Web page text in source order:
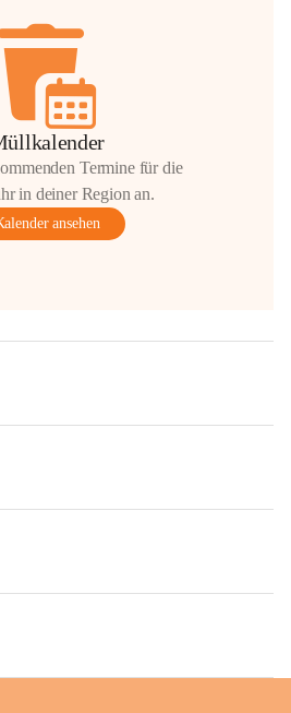
Termine für die
in deiner Region an.
ansehen